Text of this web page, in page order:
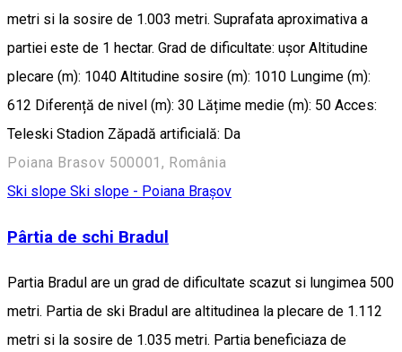
metri si la sosire de 1.003 metri. Suprafata aproximativa a
partiei este de 1 hectar. Grad de dificultate: ușor Altitudine
plecare (m): 1040 Altitudine sosire (m): 1010 Lungime (m):
612 Diferență de nivel (m): 30 Lățime medie (m): 50 Acces:
Teleski Stadion Zăpadă artificială: Da
Poiana Brasov 500001, România
Ski slope Ski slope - Poiana Brașov
Pârtia de schi Bradul
Partia Bradul are un grad de dificultate scazut si lungimea 500
metri. Partia de ski Bradul are altitudinea la plecare de 1.112
metri si la sosire de 1.035 metri. Partia beneficiaza de